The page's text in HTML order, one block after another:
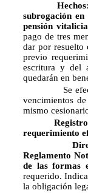
Hechos
subrogación
pensión
pago de tres
dar por resuelto
previo
escritura y del
quedarán en
Se
vencimientos
mismo
requerimiento
Reglamento
de las formas
requerido.
la obligación